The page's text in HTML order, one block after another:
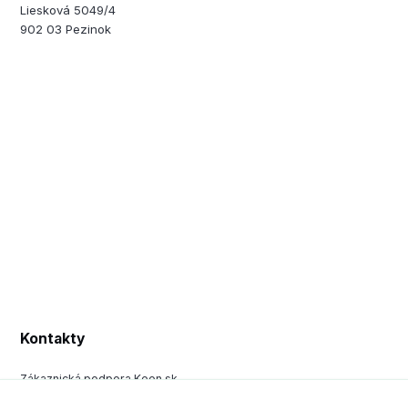
Liesková 5049/4
902 03 Pezinok
Kontakty
Zákaznická podpora Keen.sk